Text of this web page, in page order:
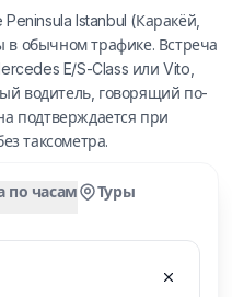
Istanbul (Каракёй,
обычном трафике. Встреча
E/S-Class или Vito,
водитель, говорящий по-
подтверждается при
таксометра.
по часам Туры